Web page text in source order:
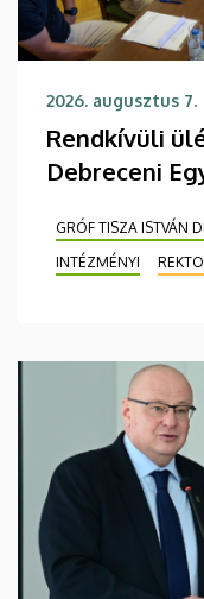
2026. augusztus 7.
Rendkívüli
Debreceni
GRÓF TISZA ISTVÁN
INTÉZMÉNYI